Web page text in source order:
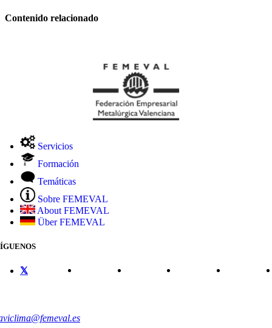
Contenido relacionado
Servicios
Formación
Temáticas
Sobre FEMEVAL
About FEMEVAL
Über FEMEVAL